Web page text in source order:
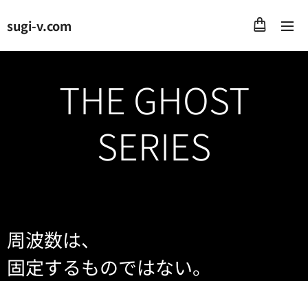
sugi-v.com
THE GHOST
SERIES
周波数は、
固定するものではない。